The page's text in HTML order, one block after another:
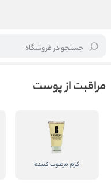
جستجو در فروشگاه خانه / مراقبت از پوست
مراقبت از پوست
کرم مرطوب کننده